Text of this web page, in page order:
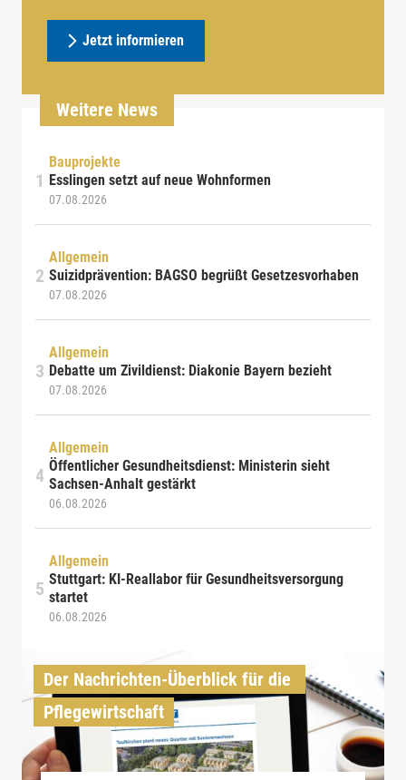
Jetzt informieren
Weitere News
Bauprojekte
Esslingen setzt auf neue Wohnformen
07.08.2026
Allgemein
Suizidprävention: BAGSO begrüßt Gesetzesvorhaben
07.08.2026
Allgemein
Debatte um Zivildienst: Diakonie Bayern bezieht
07.08.2026
Allgemein
Öffentlicher Gesundheitsdienst: Ministerin sieht
Sachsen-Anhalt gestärkt
06.08.2026
Allgemein
Stuttgart: KI-Reallabor für Gesundheitsversorgung
startet
06.08.2026
Der Nachrichten-Überblick für die
Pflegewirtschaft